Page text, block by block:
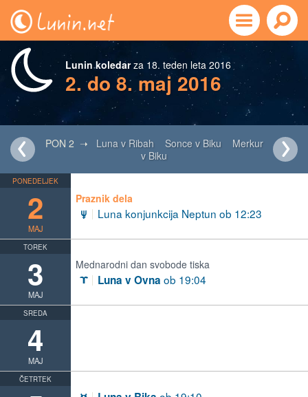
Lunin koledarza 18. teden leta 2016
2. do 8. maj 2016
PON 2 ➝ Luna v Ribah Sonce v Biku
Merkur
v Biku
PONEDELJEK
2
MAJ
Praznik dela
i Luna konjunkcija Neptun ob 12:23
TOREK
3
MAJ
Mednarodni dan svobode tiska
A Luna v Ovna ob 19:04
SREDA
4
MAJ
ČETRTEK